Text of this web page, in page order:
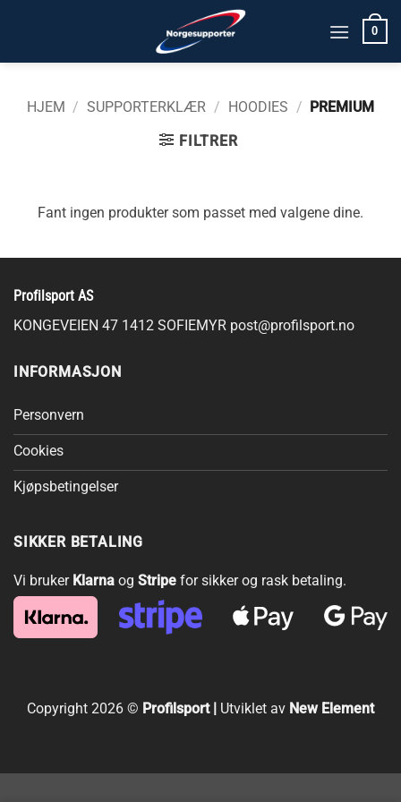
0
HJEM / SUPPORTERKLÆR / HOODIES / PREMIUM
FILTRER
Fant ingen produkter som passet med valgene dine.
Profilsport AS
KONGEVEIEN 47 1412 SOFIEMYR post@profilsport.no
INFORMASJON
Personvern
Cookies
Kjøpsbetingelser
SIKKER BETALING
Vi bruker Klarna og Stripe for sikker og rask betaling.
Copyright 2026 © Profilsport | Utviklet av New Element